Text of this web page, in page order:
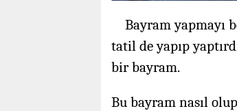
Bayram yapmayı
tatil de yapıp
bir bayram.
Bu bayram nasıl